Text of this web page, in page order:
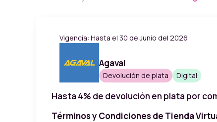
Vigencia: Hasta el 30 de Junio del 2026
Agaval
Devolución de plata Digital
Hasta 4% de devolución en plata por
Términos y Condiciones de Tienda